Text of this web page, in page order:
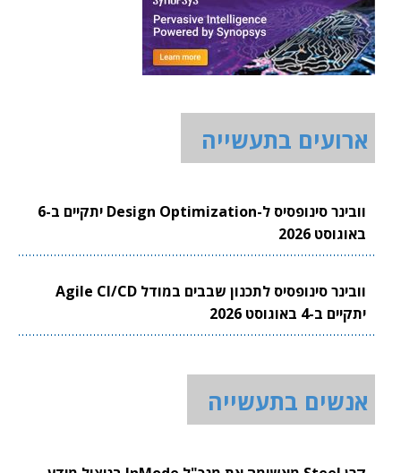
ארועים בתעשייה
וובינר סינופסיס ל-Design Optimization יתקיים ב-6
באוגוסט 2026
וובינר סינופסיס לתכנון שבבים במודל Agile CI/CD
יתקיים ב-4 באוגוסט 2026
אנשים בתעשייה